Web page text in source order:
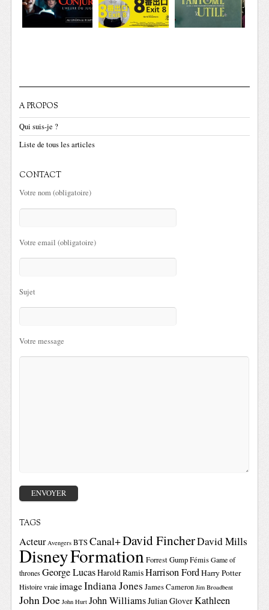
A PROPOS
Qui suis-je ?
Liste de tous les articles
CONTACT
Votre nom (obligatoire)
Votre email (obligatoire)
Sujet
Votre message
TAGS
Acteur Avengers BTSCanal+David FincherDavid Mills
DisneyFormationForrest GumpFémis Game of
thrones George LucasHarold RamisHarrison FordHarry Potter
Histoire vraie imageIndiana Jones James Cameron Jim Broadbent
John Doe John Hurt John WilliamsJulian GloverKathleen